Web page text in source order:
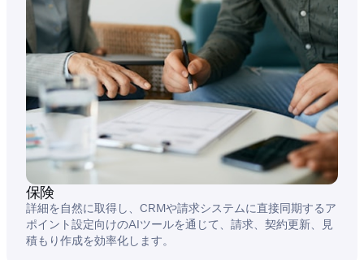
保険
詳細を自然に取得し、CRMや請求システムに直接同期するア
ポイント設定向けのAIツールを通じて、請求、契約更新、見
積もり作成を効率化します。